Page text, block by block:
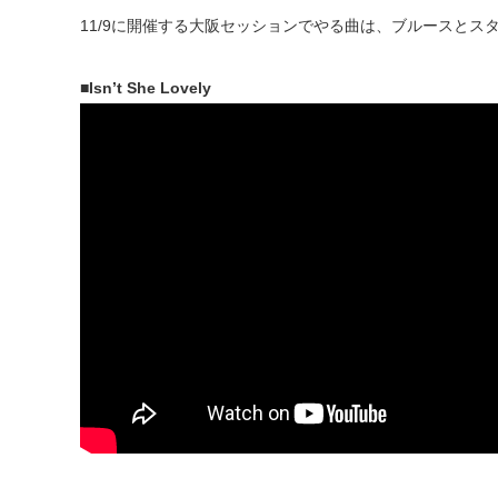
11/9に開催する大阪セッションでやる曲は、ブルースとス
■Isn’t She Lovely